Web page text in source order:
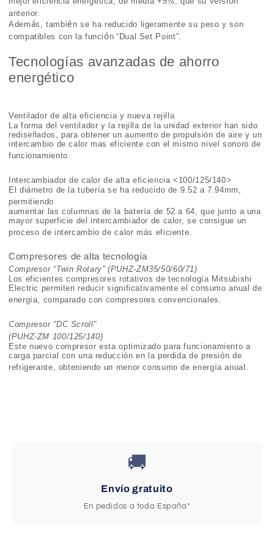
anterior.
Además, tambié n se ha reducido ligeramente su peso y son
compatibles con la función “ Dual Set Point”.
Tecnologías avanzadas de ahorro
energético
Ventilador de alta eficiencia y nueva rejilla
La forma del ventilador y la rejilla de la unidad exterior han sido
rediseñados, para obtener un aumento de propulsión de aire y un
intercambio de calor mas eficiente con el mismo nivel sonoro de
funcionamiento.
Intercambiador de calor de alta eficiencia <100/125/140>
El diámetro de la tubería se ha reducido de 9.52 a 7.94mm,
permitiendo
aumentar las columnas de la batería de 52 a 64, que junto a una
mayor superficie del intercambiador de calor, se consigue un
proceso de intercambio de calor más eficiente.
Compresores de alta tecnología
Compresor “Twin Rotary” (PUHZ-ZM35/50/60/71)
Los eficientes compresores rotativos de tecnología Mitsubishi
Electric permiten reducir significativamente el consumo anual de
energía, comparado con compresores convencionales.
Compresor “DC Scroll”
(PUHZ-ZM 100/125/140)
Este nuevo compresor esta optimizado para funcionamiento a
carga parcial con una reducción en la perdida de presión de
refrigerante, obteniendo un menor consumo de energía anual.
🚚
Envío gratuito
En pedidos a toda España*